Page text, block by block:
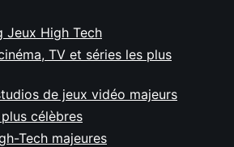
Jeux High Tech
TV et séries les plus
de jeux vidéo majeurs
célèbres
Tech majeures